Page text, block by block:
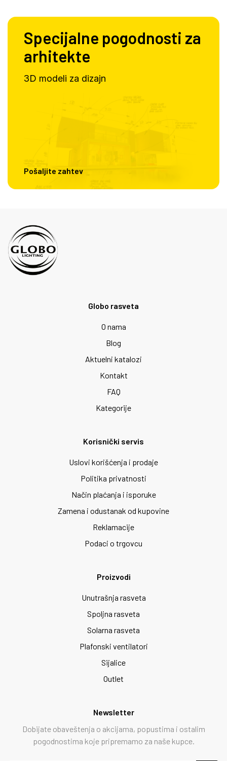
Specijalne pogodnosti za
arhitekte
3D modeli za dizajn
Pošaljite zahtev
Globo rasveta
O nama
Blog
Aktuelni katalozi
Kontakt
FAQ
Kategorije
Korisnički servis
Uslovi korišćenja i prodaje
Politika privatnosti
Način plaćanja i isporuke
Zamena i odustanak od kupovine
Reklamacije
Podaci o trgovcu
Proizvodi
Unutrašnja rasveta
Spoljna rasveta
Solarna rasveta
Plafonski ventilatori
Sijalice
Outlet
Newsletter
Dobijate obaveštenja o akcijama, popustima i ostalim
pogodnostima koje pripremamo za naše kupce.